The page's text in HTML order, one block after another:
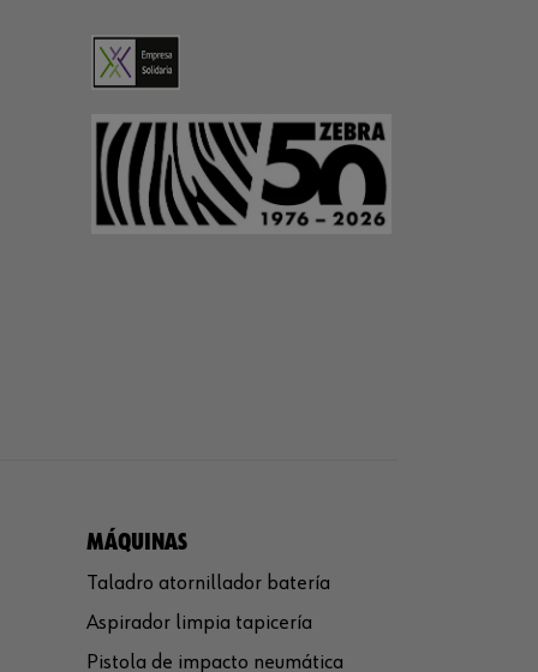
MÁQUINAS
Taladro atornillador batería
Aspirador limpia tapicería
Pistola de impacto neumática